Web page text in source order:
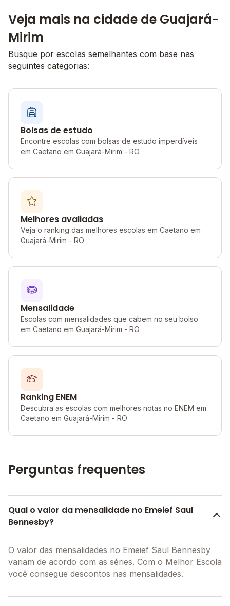
Veja mais na cidade de Guajará-
Mirim
Busque por escolas semelhantes com base nas
seguintes categorias:
Bolsas de estudo
Encontre escolas com bolsas de estudo imperdíveis
em Caetano em Guajará-Mirim - RO
Melhores avaliadas
Veja o ranking das melhores escolas em Caetano em
Guajará-Mirim - RO
Mensalidade
Escolas com mensalidades que cabem no seu bolso
em Caetano em Guajará-Mirim - RO
Ranking ENEM
Descubra as escolas com melhores notas no ENEM em
Caetano em Guajará-Mirim - RO
Perguntas frequentes
Qual o valor da mensalidade no Emeief Saul
Bennesby?
O valor das mensalidades no Emeief Saul Bennesby
variam de acordo com as séries. Com o Melhor Escola
você consegue descontos nas mensalidades.